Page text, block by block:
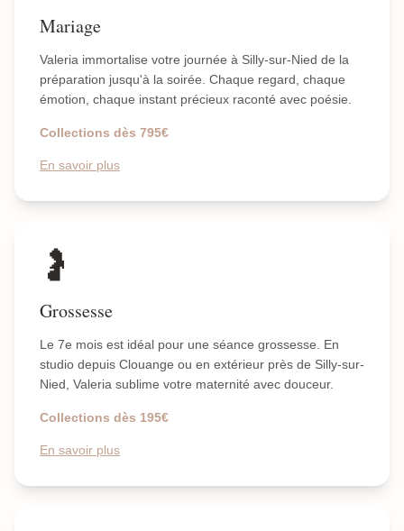
Mariage
Valeria immortalise votre journée à Silly-sur-Nied de la
préparation jusqu'à la soirée. Chaque regard, chaque
émotion, chaque instant précieux raconté avec poésie.
Collections dès 795€
En savoir plus
🤰
Grossesse
Le 7e mois est idéal pour une séance grossesse. En
studio depuis Clouange ou en extérieur près de Silly-sur-
Nied, Valeria sublime votre maternité avec douceur.
Collections dès 195€
En savoir plus